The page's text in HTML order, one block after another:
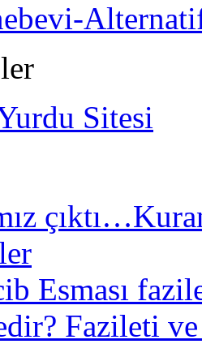
Sitesi
Esması
Fazileti